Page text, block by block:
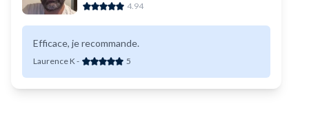
4.94
Efficace, je recommande.
Laurence K- 5